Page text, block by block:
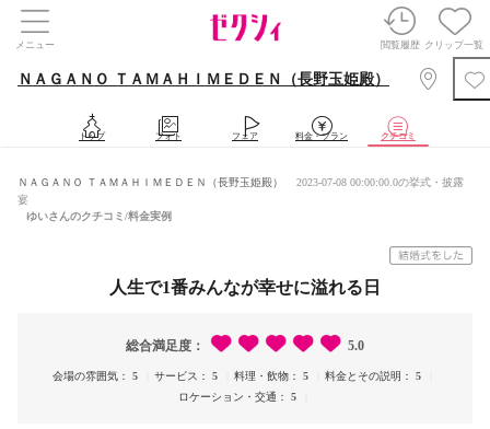
メニュー 閲覧履歴 クリップ一覧
ＮＡＧＡＮＯ ＴＡＭＡＨＩＭＥＤＥＮ（長野玉姫殿）
トップ フォト フェア 料金・プラン クチコミ
ＮＡＧＡＮＯ ＴＡＭＡＨＩＭＥＤＥＮ（長野玉姫殿）
2023-07-08 00:00:00.0の挙式・披露
宴
ゆいさんのクチコミ/料金実例
人生で1番みんなが幸せに溢れる日
総合満足度 5.0
会場の雰囲気 5 サービス 5 料理・飲物 5 料金とその説明
5
ロケーション・交通
5